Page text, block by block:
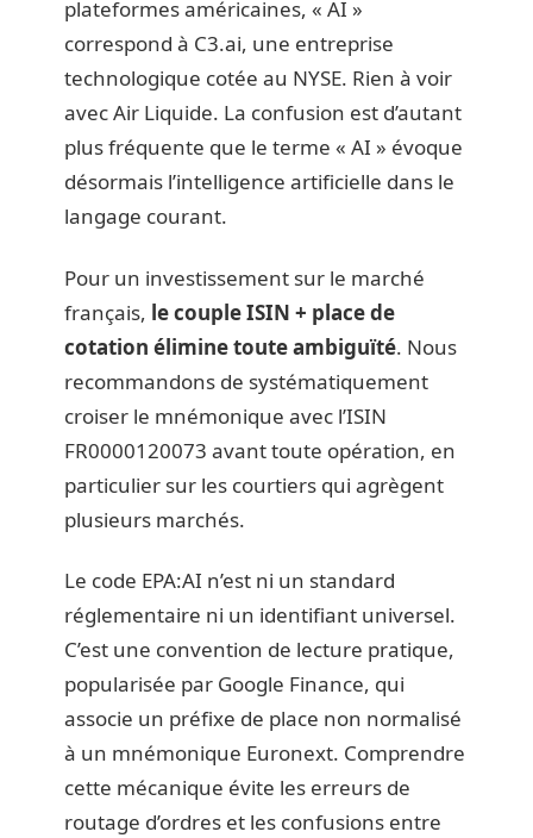
plateformes américaines, « AI »
correspond à C3.ai, une entreprise
technologique cotée au NYSE. Rien à voir
avec Air Liquide. La confusion est d’autant
plus fréquente que le terme « AI » évoque
désormais l’intelligence artificielle dans le
langage courant.
Pour un investissement sur le marché
français, le couple ISIN + place de
cotation élimine toute ambiguïté. Nous
recommandons de systématiquement
croiser le mnémonique avec l’ISIN
FR0000120073 avant toute opération, en
particulier sur les courtiers qui agrègent
plusieurs marchés.
Le code EPA:AI n’est ni un standard
réglementaire ni un identifiant universel.
C’est une convention de lecture pratique,
popularisée par Google Finance, qui
associe un préfixe de place non normalisé
à un mnémonique Euronext. Comprendre
cette mécanique évite les erreurs de
routage d’ordres et les confusions entre